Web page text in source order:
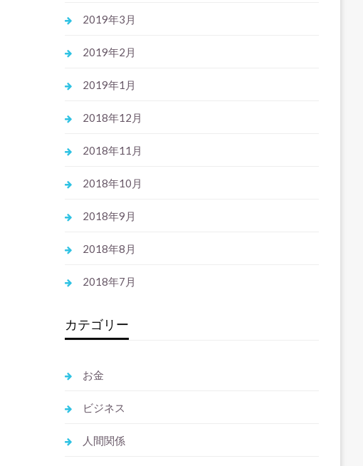
2019年3月
2019年2月
2019年1月
2018年12月
2018年11月
2018年10月
2018年9月
2018年8月
2018年7月
カテゴリー
お金
ビジネス
人間関係